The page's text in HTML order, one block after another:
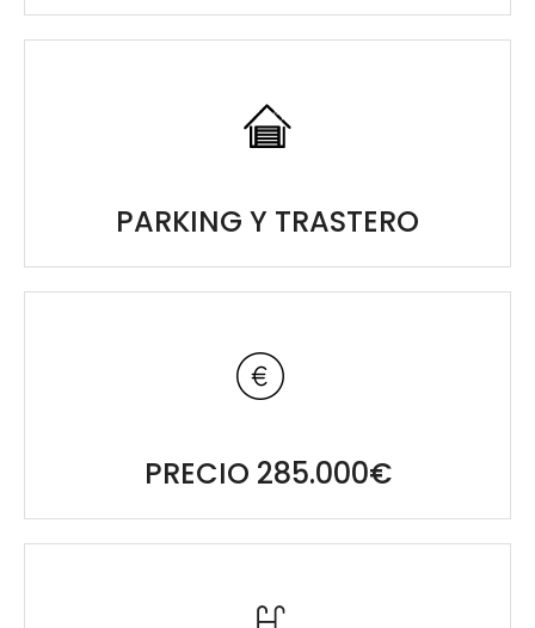
PARKING Y TRASTERO
PRECIO 285.000€